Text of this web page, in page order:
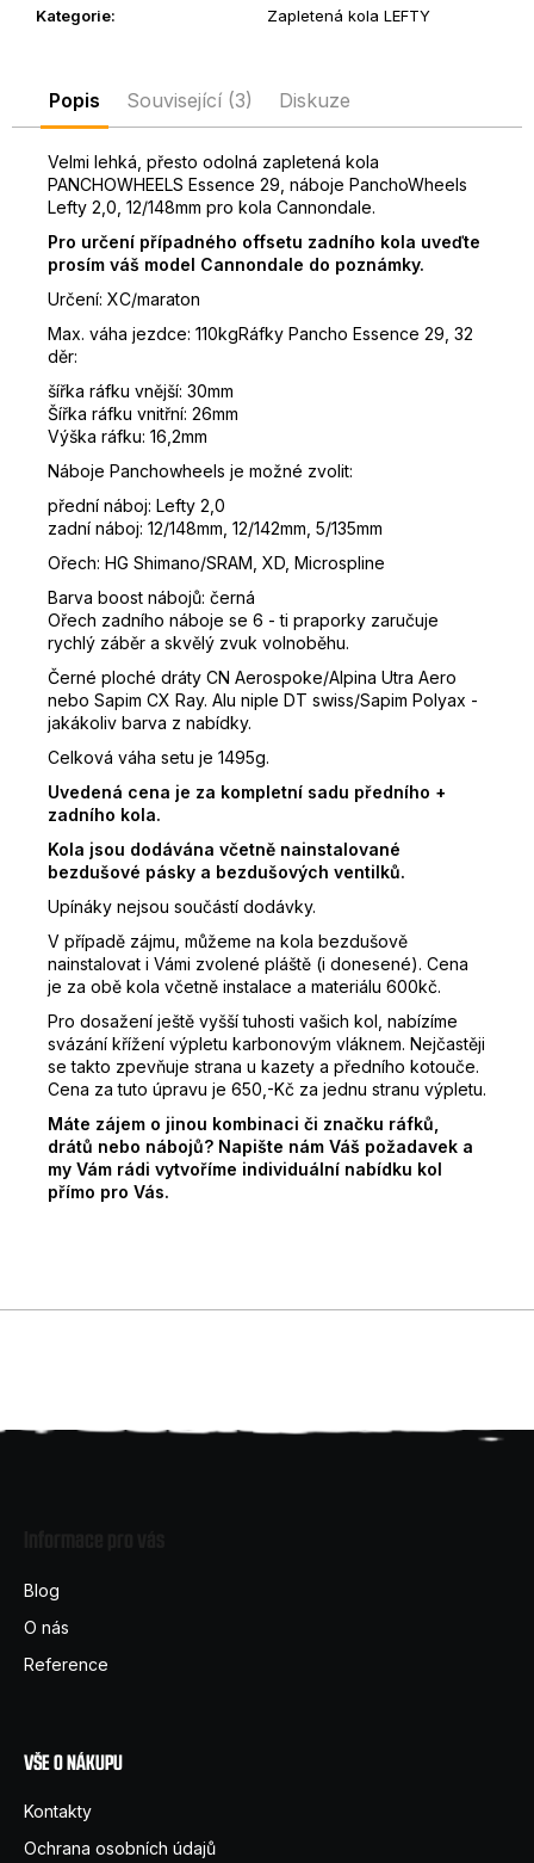
Kategorie: Zapletená kola LEFTY
Popis Související (3) Diskuze
Velmi lehká, přesto odolná zapletená kola
PANCHOWHEELS Essence 29, náboje PanchoWheels
Lefty 2,0, 12/148mm pro kola Cannondale.
Pro určení případného offsetu zadního kola uveďte
prosím váš model Cannondale do poznámky.
Určení: XC/maraton
Max. váha jezdce: 110kgRáfky Pancho Essence 29, 32
děr:
šířka ráfku vnější: 30mm
Šířka ráfku vnitřní: 26mm
Výška ráfku: 16,2mm
Náboje Panchowheels je možné zvolit:
přední náboj: Lefty 2,0
zadní náboj: 12/148mm, 12/142mm, 5/135mm
Ořech: HG Shimano/SRAM, XD, Microspline
Barva boost nábojů: černá
Ořech zadního náboje se 6 - ti praporky zaručuje
rychlý záběr a skvělý zvuk volnoběhu.
Černé ploché dráty CN Aerospoke/Alpina Utra Aero
nebo Sapim CX Ray. Alu niple DT swiss/Sapim Polyax -
jakákoliv barva z nabídky.
Celková váha setu je 1495g.
Uvedená cena je za kompletní sadu předního +
zadního kola.
Kola jsou dodávána včetně nainstalované
bezdušové pásky a bezdušových ventilků.
Upínáky nejsou součástí dodávky.
V případě zájmu, můžeme na kola bezdušově
nainstalovat i Vámi zvolené pláště (i donesené). Cena
je za obě kola včetně instalace a materiálu 600kč.
Pro dosažení ještě vyšší tuhosti vašich kol, nabízíme
svázání křížení výpletu karbonovým vláknem. Nejčastěji
se takto zpevňuje strana u kazety a předního kotouče.
Cena za tuto úpravu je 650,-Kč za jednu stranu výpletu.
Máte zájem o jinou kombinaci či značku ráfků,
drátů nebo nábojů? Napište nám Váš požadavek a
my Vám rádi vytvoříme individuální nabídku kol
přímo pro Vás.
m
Blog
O nás
Reference
VŠE O NÁKUPU
Kontakty
Ochrana osobních údajů